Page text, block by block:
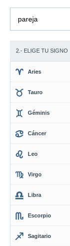
pareja
2.- ELIGE TU SIGNO
Aries
Tauro
Géminis
Cáncer
Leo
Virgo
Libra
Escorpio
Sagitario